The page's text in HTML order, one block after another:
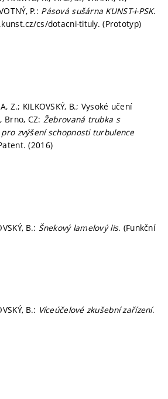
P.: Pásová sušárna KUNST-i-PSK.
cs/dotacni-tituly. (Prototyp)
Z.; KILKOVSKÝ, B.; Vysoké učení
Brno, CZ: Žebrovaná trubka s
zvýšení schopnosti turbulence
(2016)
B.: Šnekový lamelový lis. (Funkční
B.: Víceúčelové zkušební zařízení.